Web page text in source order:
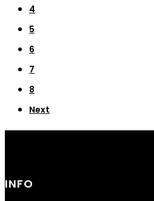
4
5
6
7
8
Next
INFO